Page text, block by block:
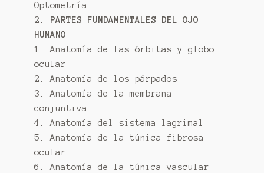
Optometría
2.
PARTES FUNDAMENTALES DEL OJO
HUMANO
1. Anatomía de las órbitas y globo
ocular
2. Anatomía de los párpados
3. Anatomía de la membrana
conjuntiva
4. Anatomía del sistema lagrimal
5. Anatomía de la túnica fibrosa
ocular
6. Anatomía de la túnica vascular